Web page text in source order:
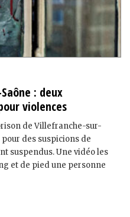
: deux
violences
de Villefranche-sur-
pour des suspicions de
suspendus. Une vidéo les
et de pied une personne